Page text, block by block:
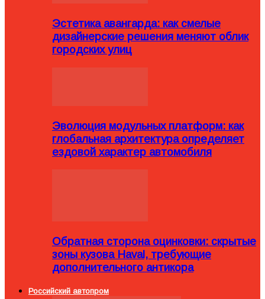
Эстетика авангарда: как смелые
дизайнерские решения меняют облик
городских улиц
Эволюция модульных платформ: как
глобальная архитектура определяет
ездовой характер автомобиля
Обратная сторона оцинковки: скрытые
зоны кузова Haval, требующие
дополнительного антикора
Российский автопром